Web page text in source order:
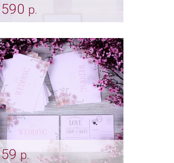
590 р.
роза"
Арт: alb_0011
59р.